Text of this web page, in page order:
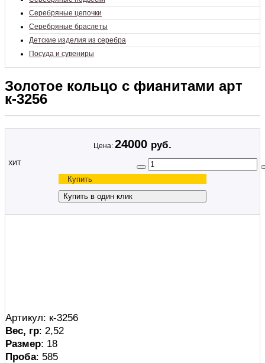
Серебряные цепочки
Серебряные браслеты
Детские изделия из серебра
Посуда и сувениры
Золотое кольцо с фианитами арт
к-3256
ХИТ
Цена: 24000 руб.
Артикул: к-3256
Вес, гр: 2,52
Размер: 18
Проба: 585